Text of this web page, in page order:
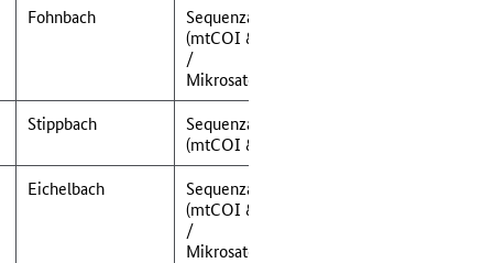
Fohnbach
Sequenzanalyse
(mtCOI & 16S-rRNA)
/
Mikrosatellitenanalyse
Stippbach
Sequenzanalyse
(mtCOI & 16S-rRNA)
Eichelbach
Sequenzanalyse
(mtCOI & 16S-rRNA)
/
Mikrosatellitenanalyse